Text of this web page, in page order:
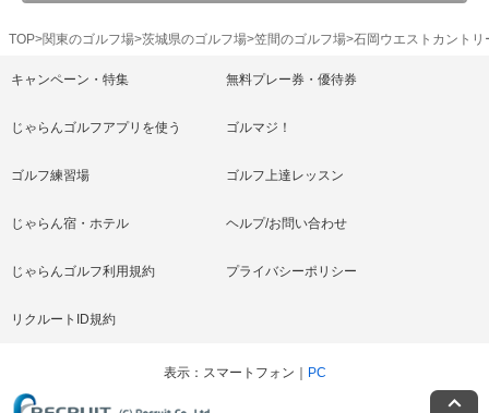
TOP 関東のゴルフ場 茨城県のゴルフ場 笠間のゴルフ場 石岡ウエストカント
キャンペーン・特集 無料プレー券・優待券
じゃらんゴルフアプリを使う ゴルマジ！
ゴルフ練習場 ゴルフ上達レッスン
じゃらん宿・ホテル ヘルプ/お問い合わせ
じゃらんゴルフ利用規約 プライバシーポリシー
リクルートID規約
表示 スマートフォン PC